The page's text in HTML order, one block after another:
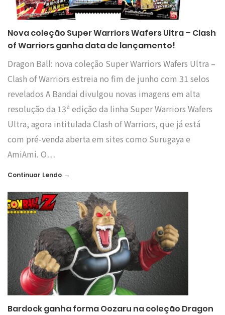
Nova coleção Super Warriors Wafers Ultra – Clash
of Warriors ganha data de lançamento!
Dragon Ball: nova coleção Super Warriors Wafers Ultra –
Clash of Warriors estreia no fim de junho com 31 selos
revelados A Bandai divulgou novas imagens em alta
resolução da 13ª edição da linha Super Warriors Wafers
Ultra, agora intitulada Clash of Warriors, que já está
com pré-venda aberta em sites como Surugaya e
AmiAmi. O…
Continuar Lendo →
Bardock ganha forma Oozaru na coleção Dragon